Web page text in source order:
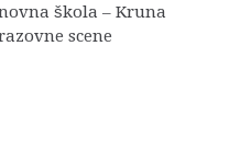
škola – Kruna
scene